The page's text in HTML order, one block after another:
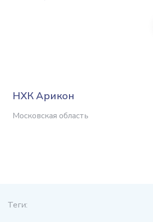
НХК Арикон
Московская область
Теги: